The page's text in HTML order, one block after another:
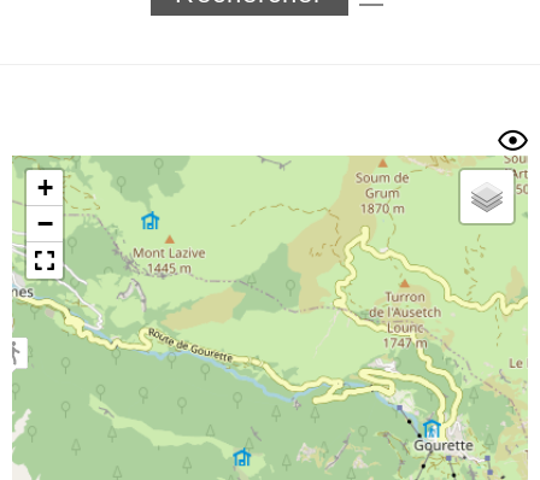
Longueur min/max
Trier par
Horodatage Photos
+
−